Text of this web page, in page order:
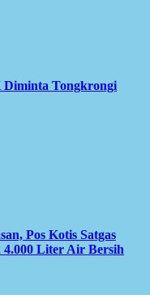
Diminta Tongkrongi
Pos Kotis Satgas
4.000 Liter Air Bersih